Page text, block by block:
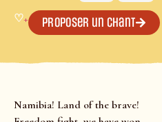
♡+ Proposer un chant
Namibia! Land of the brave!